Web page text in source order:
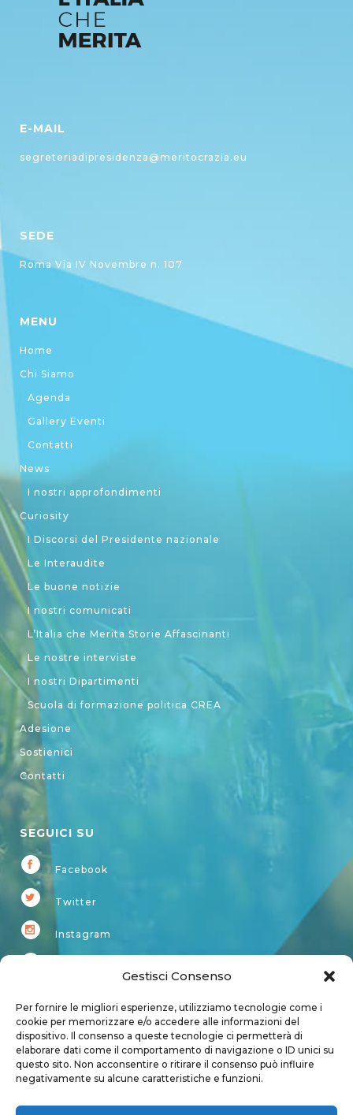
Gestisci Consenso
Per fornire le migliori esperienze, utilizziamo tecnologie come i
cookie per memorizzare e/o accedere alle informazioni del
dispositivo. Il consenso a queste tecnologie ci permetterà di
elaborare dati come il comportamento di navigazione o ID unici su
questo sito. Non acconsentire o ritirare il consenso può influire
negativamente su alcune caratteristiche e funzioni.
E-MAIL
segreteriadipresidenza@meritocrazia.eu
SEDE
Roma Via IV Novembre n. 107
MENU
Home
Chi Siamo
Agenda
Gallery Eventi
Contatti
News
I nostri approfondimenti
Curiosity
I Discorsi del Presidente nazionale
Le Interaudite
Le buone notizie
I nostri comunicati
L’Italia che Merita Storie Affascinanti
Le nostre interviste
I nostri Dipartimenti
Scuola di formazione politica CREA
Adesione
Sostienici
Contatti
SEGUICI SU
Facebook
Twitter
Instagram
Account
Login